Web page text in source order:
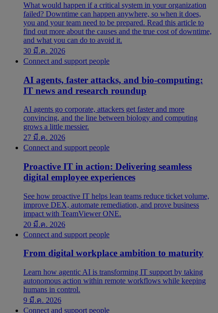
What would happen if a critical system in your organization
failed? Downtime can happen anywhere, so when it does,
you and your team need to be prepared. Read this article to
find out more about the causes and the true cost of downtime,
and what you can do to avoid it.
30 มี.ค. 2026
Connect and support people
AI agents, faster attacks, and bio-computing:
IT news and research roundup
AI agents go corporate, attackers get faster and more
convincing, and the line between biology and computing
grows a little messier.
27 มี.ค. 2026
Connect and support people
Proactive IT in action: Delivering seamless
digital employee experiences
See how proactive IT helps lean teams reduce ticket volume,
improve DEX, automate remediation, and prove business
impact with TeamViewer ONE.
20 มี.ค. 2026
Connect and support people
From digital workplace ambition to maturity
Learn how agentic AI is transforming IT support by taking
autonomous action within remote workflows while keeping
humans in control.
9 มี.ค. 2026
Connect and support people